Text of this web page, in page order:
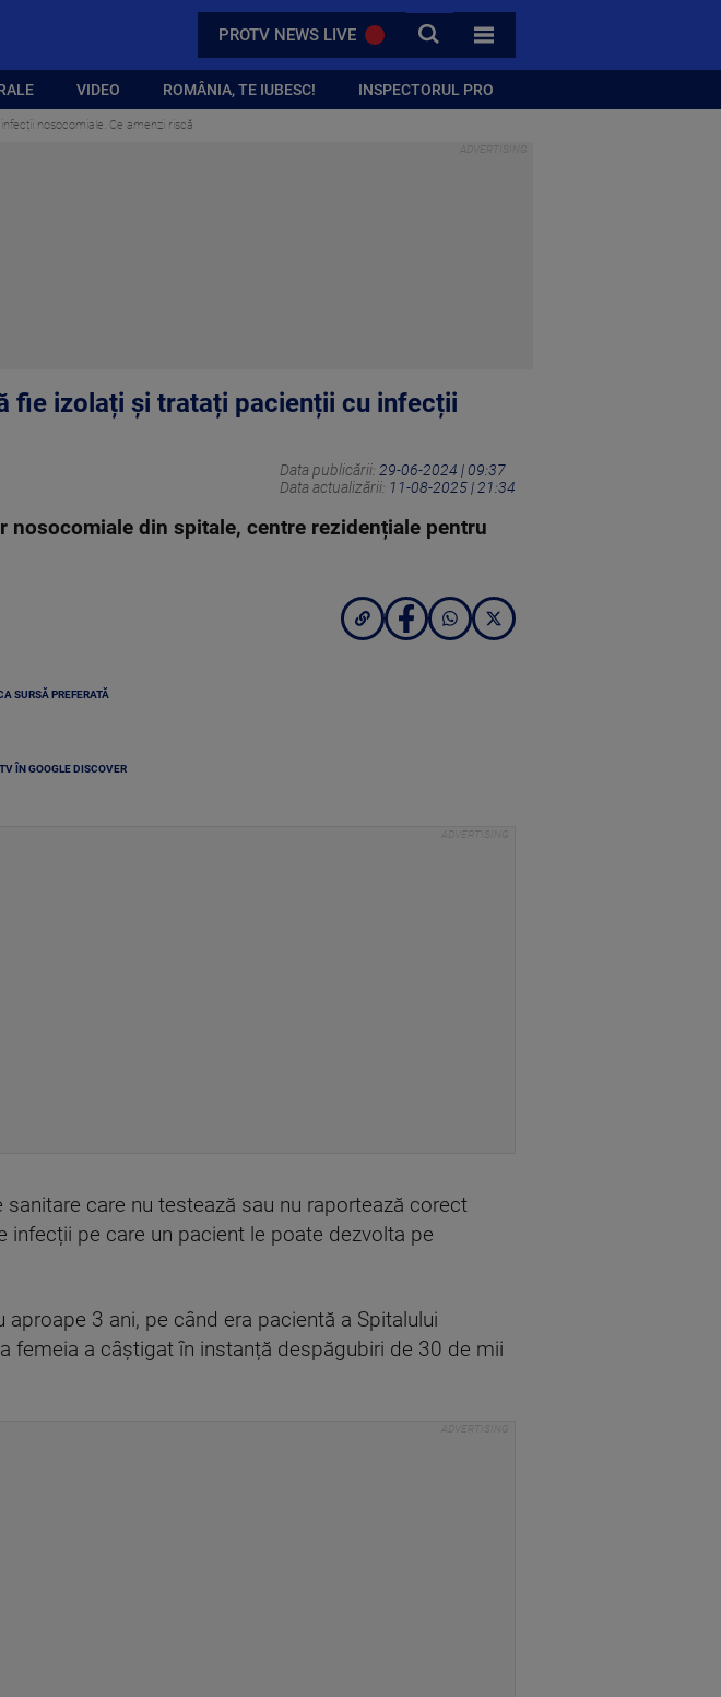
PROTV NEWS LIVE CAUTA
TOATE CATEGORIILE
VIDEO ROMÂNIA, TE IUBESC! INSPECTORUL PRO
nosocomiale. Ce amenzi riscă
fie izolați și tratați pacienții cu infecții
Data publicării: 29-06-2024 | 09:37
Data actualizării: 11-08-2025 | 21:34
din spitale, centre rezidențiale pentru
SURSĂ PREFERATĂ
ÎN GOOGLE DISCOVER
care nu testează sau nu raportează corect
pe care un pacient le poate dezvolta pe
3 ani, pe când era pacientă a Spitalului
femeia a câștigat în instanță despăgubiri de 30 de mii